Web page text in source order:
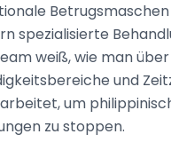
Betrugsmaschen
spezialisierte
weiß, wie man über
und
um
zu stoppen.